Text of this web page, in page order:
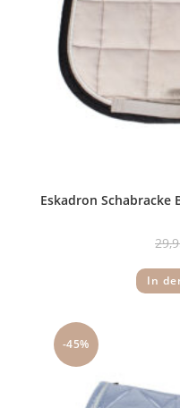
Eskadron Schabracke
In
-45%